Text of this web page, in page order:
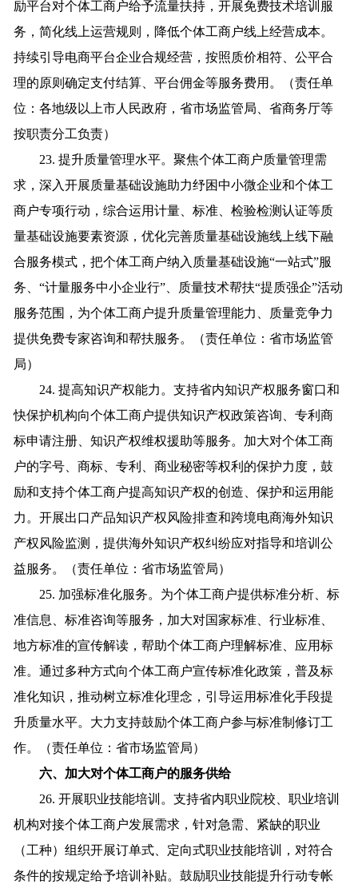
励平台对个体工商户给予流量扶持，开展免费技术培训服
务，简化线上运营规则，降低个体工商户线上经营成本。
持续引导电商平台企业合规经营，按照质价相符、公平合
理的原则确定支付结算、平台佣金等服务费用。（责任单
位：各地级以上市人民政府，省市场监管局、省商务厅等
按职责分工负责）
23. 提升质量管理水平。聚焦个体工商户质量管理需
求，深入开展质量基础设施助力纾困中小微企业和个体工
商户专项行动，综合运用计量、标准、检验检测认证等质
量基础设施要素资源，优化完善质量基础设施线上线下融
合服务模式，把个体工商户纳入质量基础设施“一站式”服
务、“计量服务中小企业行”、质量技术帮扶“提质强企”活动
服务范围，为个体工商户提升质量管理能力、质量竞争力
提供免费专家咨询和帮扶服务。（责任单位：省市场监管
局）
24. 提高知识产权能力。支持省内知识产权服务窗口和
快保护机构向个体工商户提供知识产权政策咨询、专利商
标申请注册、知识产权维权援助等服务。加大对个体工商
户的字号、商标、专利、商业秘密等权利的保护力度，鼓
励和支持个体工商户提高知识产权的创造、保护和运用能
力。开展出口产品知识产权风险排查和跨境电商海外知识
产权风险监测，提供海外知识产权纠纷应对指导和培训公
益服务。（责任单位：省市场监管局）
25. 加强标准化服务。为个体工商户提供标准分析、标
准信息、标准咨询等服务，加大对国家标准、行业标准、
地方标准的宣传解读，帮助个体工商户理解标准、应用标
准。通过多种方式向个体工商户宣传标准化政策，普及标
准化知识，推动树立标准化理念，引导运用标准化手段提
升质量水平。大力支持鼓励个体工商户参与标准制修订工
作。（责任单位：省市场监管局）
六、加大对个体工商户的服务供给
26. 开展职业技能培训。支持省内职业院校、职业培训
机构对接个体工商户发展需求，针对急需、紧缺的职业
（工种）组织开展订单式、定向式职业技能培训，对符合
条件的按规定给予培训补贴。鼓励职业技能提升行动专帐